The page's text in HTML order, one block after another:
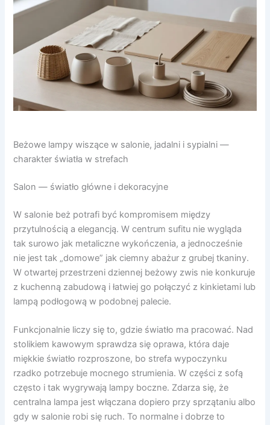
Beżowe lampy wiszące w salonie, jadalni i sypialni —
charakter światła w strefach
Salon — światło główne i dekoracyjne
W salonie beż potrafi być kompromisem między
przytulnością a elegancją. W centrum sufitu nie wygląda
tak surowo jak metaliczne wykończenia, a jednocześnie
nie jest tak „domowe” jak ciemny abażur z grubej tkaniny.
W otwartej przestrzeni dziennej beżowy zwis nie konkuruje
z kuchenną zabudową i łatwiej go połączyć z kinkietami lub
lampą podłogową w podobnej palecie.
Funkcjonalnie liczy się to, gdzie światło ma pracować. Nad
stolikiem kawowym sprawdza się oprawa, która daje
miękkie światło rozproszone, bo strefa wypoczynku
rzadko potrzebuje mocnego strumienia. W części z sofą
często i tak wygrywają lampy boczne. Zdarza się, że
centralna lampa jest włączana dopiero przy sprzątaniu albo
gdy w salonie robi się ruch. To normalne i dobrze to